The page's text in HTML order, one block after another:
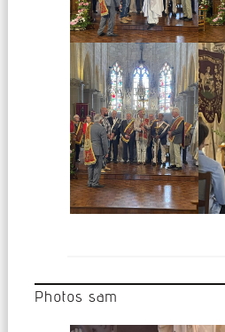
Photos sam